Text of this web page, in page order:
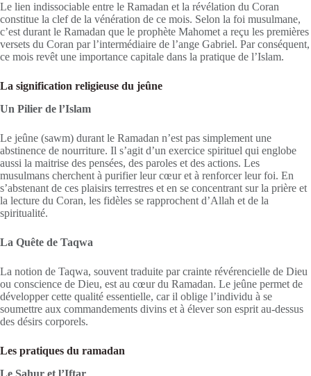
Le lien indissociable entre le Ramadan et la révélation du Coran
constitue la clef de la vénération de ce mois. Selon la foi musulmane,
c’est durant le Ramadan que le prophète Mahomet a reçu les premières
versets du Coran par l’intermédiaire de l’ange Gabriel. Par conséquent,
ce mois revêt une importance capitale dans la pratique de l’Islam.
La signification religieuse du jeûne
Un Pilier de l’Islam
Le jeûne (sawm) durant le Ramadan n’est pas simplement une
abstinence de nourriture. Il s’agit d’un exercice spirituel qui englobe
aussi la maitrise des pensées, des paroles et des actions. Les
musulmans cherchent à purifier leur cœur et à renforcer leur foi. En
s’abstenant de ces plaisirs terrestres et en se concentrant sur la prière et
la lecture du Coran, les fidèles se rapprochent d’Allah et de la
spiritualité.
La Quête de Taqwa
La notion de Taqwa, souvent traduite par crainte révérencielle de Dieu
ou conscience de Dieu, est au cœur du Ramadan. Le jeûne permet de
développer cette qualité essentielle, car il oblige l’individu à se
soumettre aux commandements divins et à élever son esprit au-dessus
des désirs corporels.
Les pratiques du ramadan
Le Sahur et l’Iftar